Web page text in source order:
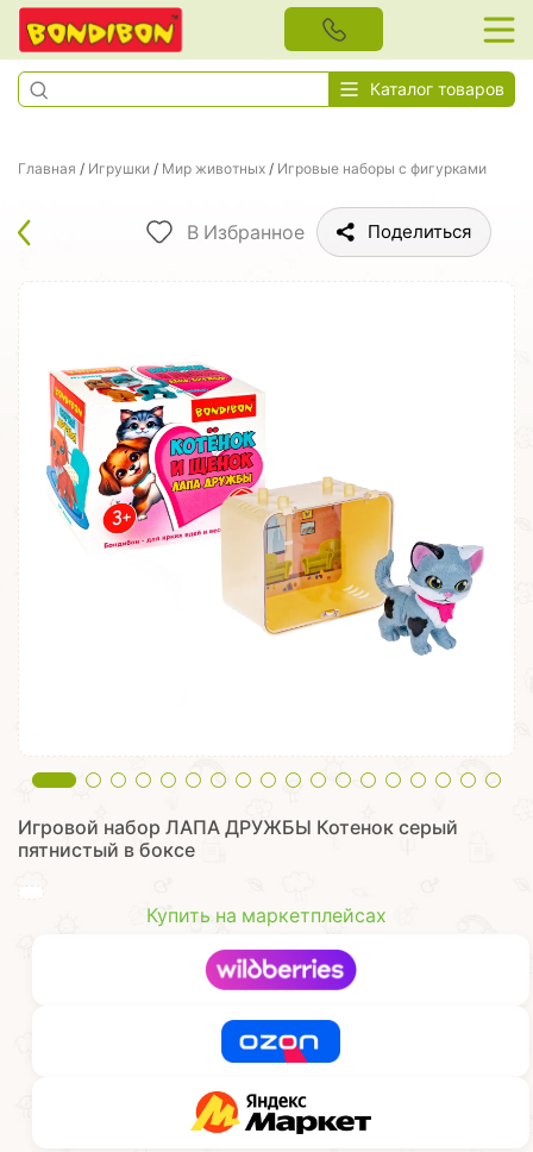
Каталог товаров
Главная / Игрушки / Мир животных / Игровые наборы с фигурками
В Избранное Поделиться
Игровой набор ЛАПА ДРУЖБЫ Котенок серый
пятнистый в боксе
Купить на маркетплейсах